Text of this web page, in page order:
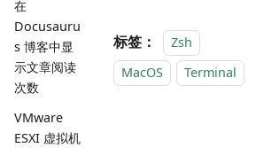
在
Docusauru
s 博客中显
示文章阅读
次数
VMware
ESXI 虚拟机
标签：
Zsh
MacOS
Terminal